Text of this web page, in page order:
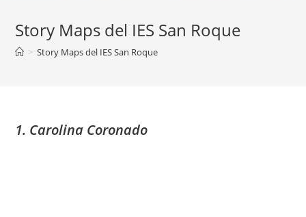
Story Maps del IES San Roque
> Story Maps del IES San Roque
1. Carolina Coronado